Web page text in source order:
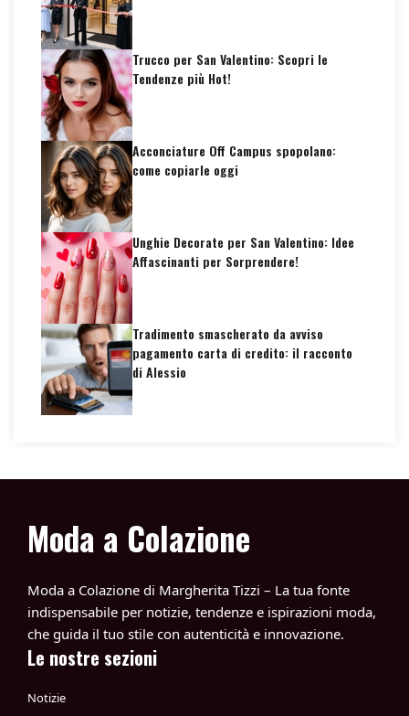
Trucco per San Valentino: Scopri le
Tendenze più Hot!
Acconciature Off Campus spopolano:
come copiarle oggi
Unghie Decorate per San Valentino: Idee
Affascinanti per Sorprendere!
Tradimento smascherato da avviso
pagamento carta di credito: il racconto
di Alessio
Moda a Colazione
Moda a Colazione di Margherita Tizzi – La tua fonte
indispensabile per notizie, tendenze e ispirazioni moda,
che guida il tuo stile con autenticità e innovazione.
Le nostre sezioni
Notizie